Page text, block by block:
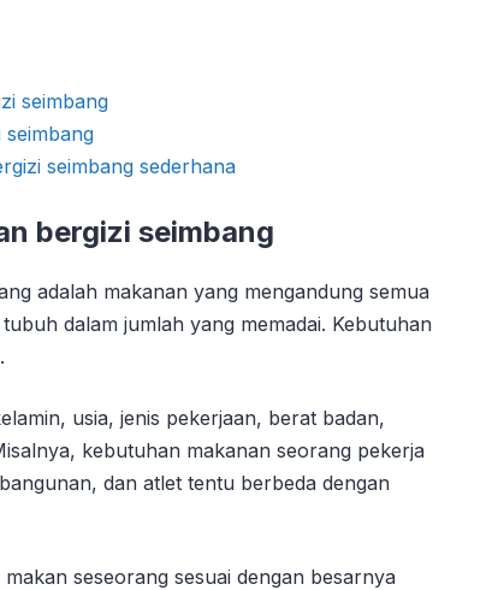
seimbang
seimbang sederhana
bergizi seimbang
adalah makanan yang mengandung semua
dalam jumlah yang memadai. Kebutuhan
usia, jenis pekerjaan, berat badan,
kebutuhan makanan seorang pekerja
dan atlet tentu berbeda dengan
seseorang sesuai dengan besarnya